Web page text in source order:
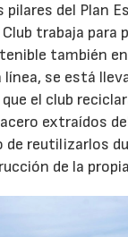
pilares del Plan
trabaja para
también
línea, se está
el club
extraídos
de reutilizarlos
de la